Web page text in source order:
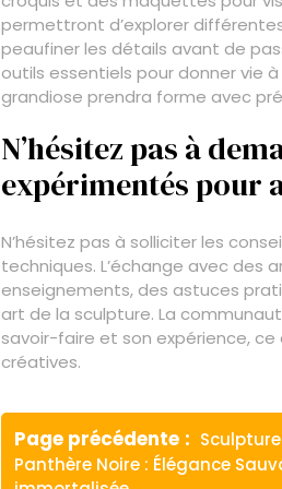
permettront d’explorer
peaufiner les détails avant de
outils essentiels pour donner vie
grandiose prendra forme avec
N’hésitez pas à
expérimentés pour
N’hésitez pas à solliciter les
techniques. L’échange avec des
enseignements, des astuces
art de la sculpture. La
savoir-faire et son expérience,
créatives.
Navigation
de
Page précédente
Article
Panthère Noire : Élégance